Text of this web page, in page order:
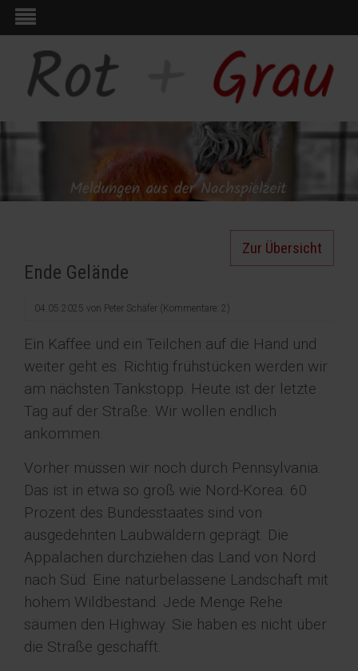
Zur Übersicht
Ende Gelände
04.05.2025 von Peter Schäfer (Kommentare: 2)
Ein Kaffee und ein Teilchen auf die Hand und
weiter geht es. Richtig frühstücken werden wir
am nächsten Tankstopp. Heute ist der letzte
Tag auf der Straße. Wir wollen endlich
ankommen.
Vorher müssen wir noch durch Pennsylvania.
Das ist in etwa so groß wie Nord-Korea. 60
Prozent des Bundesstaates sind von
ausgedehnten Laubwäldern geprägt. Die
Appalachen durchziehen das Land von Nord
nach Süd. Eine naturbelassene Landschaft mit
hohem Wildbestand. Jede Menge Rehe
säumen den Highway. Sie haben es nicht über
die Straße geschafft.